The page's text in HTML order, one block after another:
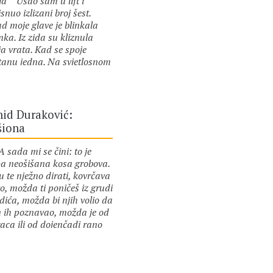
izlizani broj šest.
moje glave je blinkala
Iz zida su kliznula
vrata. Kad se spoje
jedna. Na svjetlosnom
vrata da postanu
Nakon nekoliko
trzaja, vrata su
Uspinjući se ka
spratu ruke su ostale
u drugoj. Unutrašnjost
išarana markerima.
četiri političke
i dva ljubavna stiha. Niz
spojene ruke se dječiji
Pred vratima
Duraković:
mi se čini: to je
neošišana kosa grobova.
te nježno dirati, kovrčava
možda ti poničeš iz grudi
možda bi njih volio da
ih poznavao, možda je od
ili od dojenčadi rano